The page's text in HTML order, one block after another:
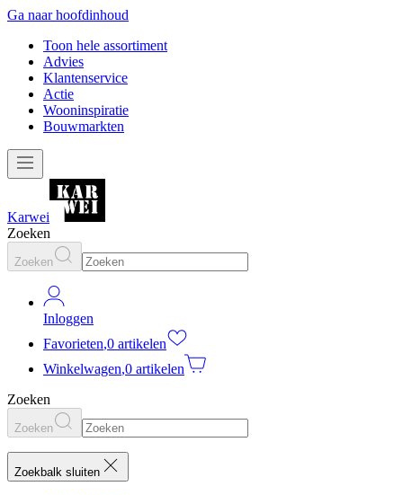
Ga naar hoofdinhoud
Toon hele assortiment
Advies
Klantenservice
Actie
Wooninspiratie
Bouwmarkten
Karwei
Zoeken
Zoeken
Inloggen
Favorieten,0 artikelen
Winkelwagen,0 artikelen
Zoeken
Zoeken
Zoekbalk sluiten